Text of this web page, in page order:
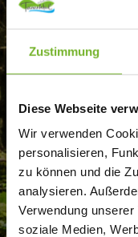
Zustimmung
Diese Webseite
Wir verwenden
personalisieren,
zu können und die
analysieren.
Verwendung
soziale Medien,